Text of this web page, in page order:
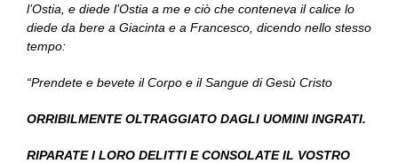
l’Ostia, e diede l’Ostia a me e ciò che conteneva il calice lo
diede da bere a Giacinta e a Francesco, dicendo nello stesso
tempo:
“Prendete e bevete il Corpo e il Sangue di Gesù Cristo
ORRIBILMENTE OLTRAGGIATO DAGLI UOMINI INGRATI.
RIPARATE I LORO DELITTI E CONSOLATE IL VOSTRO